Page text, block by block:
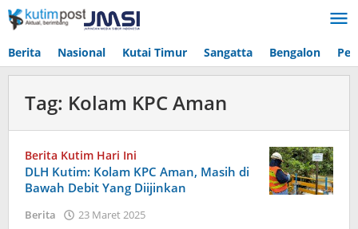
Lewati
ke
Berita Nasional Kutai Timur Sangatta Bengalon
Tag: Kolam KPC Aman
Berita Kutim Hari Ini
DLH Kutim: Kolam KPC Aman, Masih di
Bawah Debit Yang Diijinkan
Berita 23 Maret 2025